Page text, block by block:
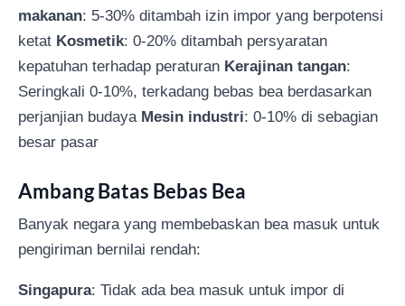
makanan: 5-30% ditambah izin impor yang berpotensi
ketat Kosmetik: 0-20% ditambah persyaratan
kepatuhan terhadap peraturan Kerajinan tangan:
Seringkali 0-10%, terkadang bebas bea berdasarkan
perjanjian budaya Mesin industri: 0-10% di sebagian
besar pasar
Ambang Batas Bebas Bea
Banyak negara yang membebaskan bea masuk untuk
pengiriman bernilai rendah:
Singapura: Tidak ada bea masuk untuk impor di